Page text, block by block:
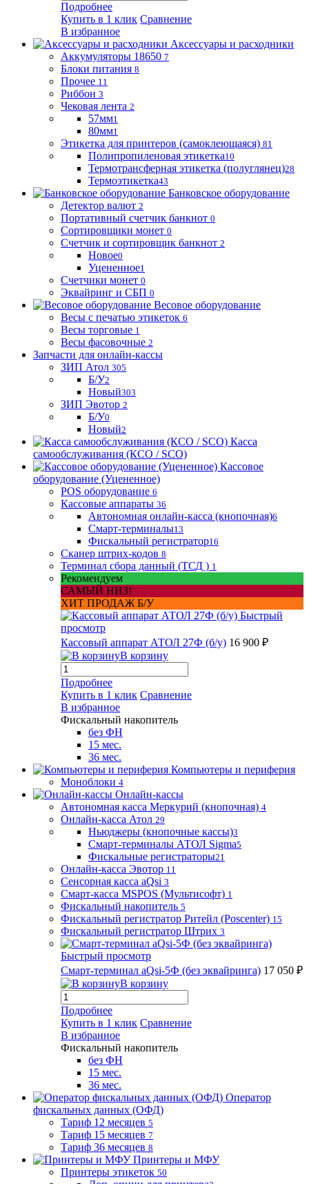
Подробнее
Купить в 1 клик Сравнение
В избранное
Аксессуары и расходники
Аккумуляторы 18650 7
Блоки питания 8
Прочее 11
Риббон 3
Чековая лента 2
57мм1
80мм1
Этикетка для принтеров (самоклеющаяся) 81
Полипропиленовая этикетка10
Термотрансферная этикетка (полуглянец)28
Термоэтикетка43
Банковское оборудование
Детектор валют 2
Портативный счетчик банкнот 0
Сортировщики монет 0
Счетчик и сортировщик банкнот 2
Новое0
Уцененное1
Счетчики монет 0
Эквайринг и СБП 0
Весовое оборудование
Весы с печатью этикеток 6
Весы торговые 1
Весы фасовочные 2
Запчасти для онлайн-кассы
ЗИП Атол 305
Б/У2
Новый303
ЗИП Эвотор 2
Б/У0
Новый2
Касса
самообслуживания (КСО / SCO)
Кассовое
оборудование (Уцененное)
POS оборудование 6
Кассовые аппараты 36
Автономная онлайн-касса (кнопочная)6
Смарт-терминалы13
Фискальный регистратор16
Сканер штрих-кодов 8
Терминал сбора данный (ТСД ) 1
Рекомендуем
САМЫЙ НИЗ!
ХИТ ПРОДАЖ Б/У
Быстрый
просмотр
Кассовый аппарат АТОЛ 27Ф (б/у) 16 900 ₽
В корзину
Подробнее
Купить в 1 клик Сравнение
В избранное
Фискальный накопитель
без ФН
15 мес.
36 мес.
Компьютеры и периферия
Моноблоки 4
Онлайн-кассы
Автономная касса Меркурий (кнопочная) 4
Онлайн-касса Атол 29
Ньюджеры (кнопочные кассы)3
Смарт-терминалы АТОЛ Sigma5
Фискальные регистраторы21
Онлайн-касса Эвотор 11
Сенсорная касса aQsi 3
Смарт-касса MSPOS (Мультисофт) 1
Фискальный накопитель 5
Фискальный регистратор Ритейл (Poscenter) 15
Фискальный регистратор Штрих 3
Быстрый просмотр
Смарт-терминал aQsi-5Ф (без эквайринга) 17 050 ₽
В корзину
Подробнее
Купить в 1 клик Сравнение
В избранное
Фискальный накопитель
без ФН
15 мес.
36 мес.
Оператор
фискальных данных (ОФД)
Тариф 12 месяцев 5
Тариф 15 месяцев 7
Тариф 36 месяцев 8
Принтеры и МФУ
Принтеры этикеток 50